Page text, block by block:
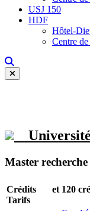
USJ 150
HDF
Hôtel-
Centre
Université
Master
Crédits et
Tarifs
120